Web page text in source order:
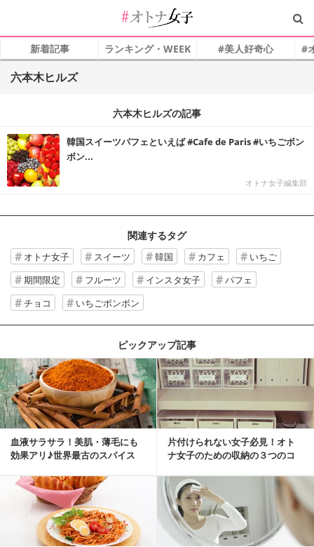
新着記事 ランキング・WEEK #美人好奇心 #
六本木ヒルズ
六本木ヒルズの記事
韓国スイーツパフェといえば #Cafe de Paris #いちごボン
ボン...
オトナ女子編集部
関連するタグ
オトナ女子 スイーツ 韓国 カフェ
いちご
期間限定
フルーツ インスタ女子
パフェ
チョコ
いちごボンボン
ピックアップ記事
血液サラサラ！美肌・薄毛にも
効果アリ♪世界最古のスパイス
片付けられない女子必見！オト
ナ女子のための収納の３つのコ